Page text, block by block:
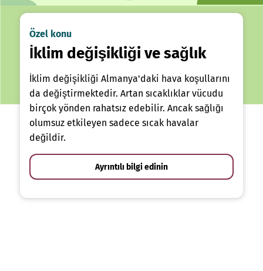
Özel konu
İklim değişikliği ve sağlık
İklim değişikliği Almanya'daki hava koşullarını
da değiştirmektedir. Artan sıcaklıklar vücudu
birçok yönden rahatsız edebilir. Ancak sağlığı
olumsuz etkileyen sadece sıcak havalar
değildir.
Ayrıntılı bilgi edinin